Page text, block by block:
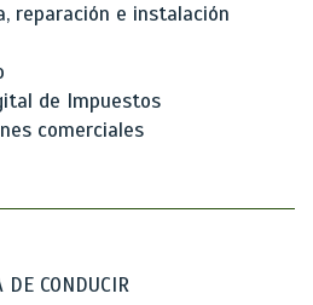
reparación e instalación
de Impuestos
comerciales
DE CONDUCIR